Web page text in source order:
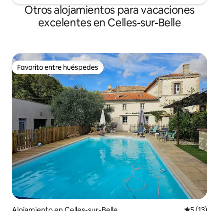
Otros alojamientos para vacaciones
excelentes en Celles-sur-Belle
Favorito entre huéspedes
Favorito entre huéspedes